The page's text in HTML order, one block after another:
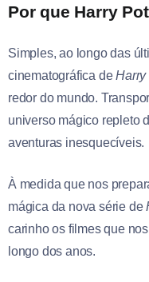
Por que Harry
Simples, ao longo das
cinematográfica deHarry
redor do mundo.
universo mágico repleto
aventuras inesquecíveis.
À medida que nos
mágica da nova série de
carinho os filmes que
longo dos anos.